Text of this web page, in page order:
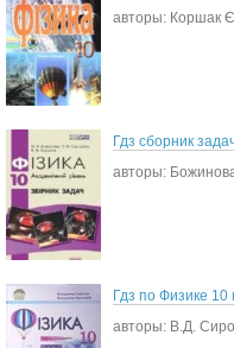
авторы: Коршак
Гдз сборник
авторы:
Гдз по Физике
авторы: В.Д.